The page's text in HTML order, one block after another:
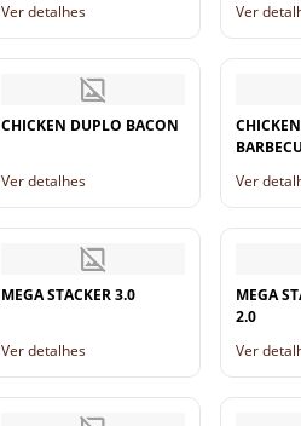
Ver detalhes
Ver
CHICKEN DUPLO BACON
Ver detalhes
Ver
MEGA STACKER 3.0
Ver detalhes
MEGA
2.0
Ver